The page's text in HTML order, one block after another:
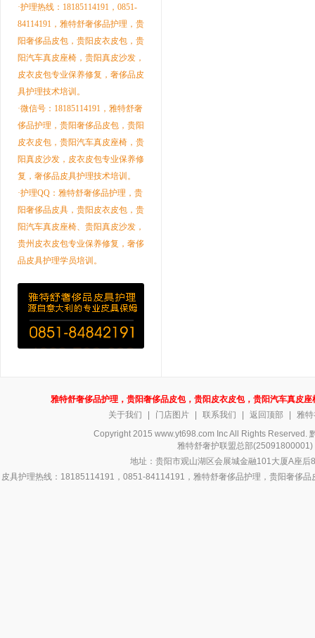
·护理热线：18185114191，0851-
84114191，雅特舒奢侈品护理，贵
阳奢侈品皮包，贵阳皮衣皮包，贵
阳汽车真皮座椅，贵阳真皮沙发，
皮衣皮包专业保养修复，奢侈品皮
具护理技术培训。
·微信号：18185114191，雅特舒奢
侈品护理，贵阳奢侈品皮包，贵阳
皮衣皮包，贵阳汽车真皮座椅，贵
阳真皮沙发，皮衣皮包专业保养修
复，奢侈品皮具护理技术培训。
·护理QQ：雅特舒奢侈品护理，贵
阳奢侈品皮具，贵阳皮衣皮包，贵
阳汽车真皮座椅、贵阳真皮沙发，
贵州皮衣皮包专业保养修复，奢侈
品皮具护理学员培训。
雅特舒奢侈品护理，贵阳奢侈品皮包，贵阳皮衣皮包，贵阳汽车真皮
关于我们
门店图片 联系我们 返回顶部
雅
Copyright 2015 www.yt698.com Inc All Rights Reserved.
雅特舒奢护联盟总部
地址：贵阳市观山湖区会展城金融101大厦A座
皮具护理热线：18185114191，0851-84114191，雅特舒奢侈品护理，贵阳奢侈